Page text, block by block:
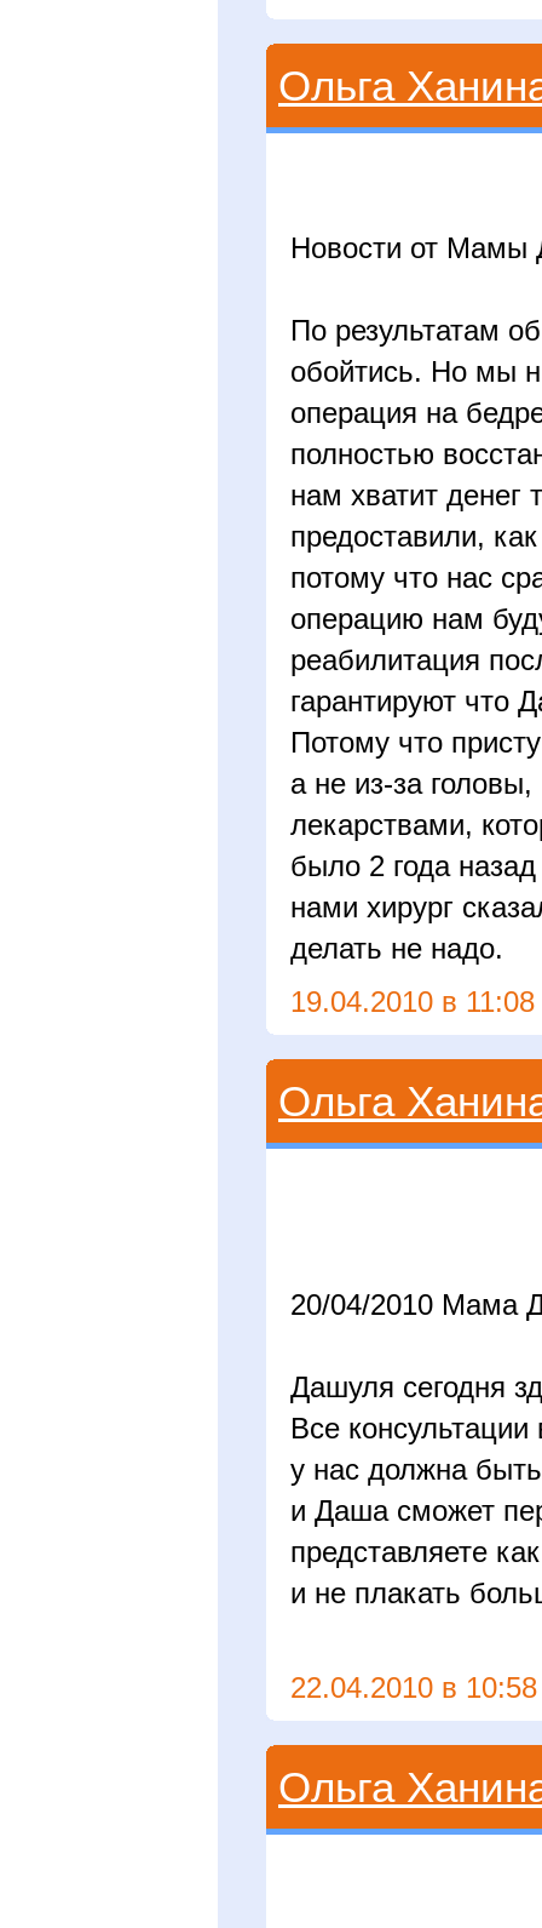
Ольга
Новости от Мамы
По результатам
обойтись. Но мы
операция на
полностью
нам хватит денег
предоставили,
потому что нас
операцию нам
реабилитация
гарантируют что
Потому что
а не из-за
лекарствами,
было 2 года
нами хирург
делать не надо.
19.04.2010 в 11:08
Ольга
20/04/2010 Мама
Дашуля сегодня
Все
у нас должна
и Даша сможет
представляете
и не плакать
22.04.2010 в 10:58
Ольга